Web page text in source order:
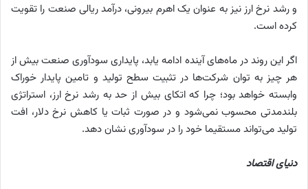
و رشد نرخ ارز نیز به عنوان یک اهرم بیرونی، درآمد ریالی صنعت را تقویت
کرده است.
اگر این روند در ماه‌های آینده ادامه یابد، پایداری سودآوری صنعت بیش از
هر چیز به توان شرکت‌ها در تثبیت سطح تولید و تامین پایدار خوراک
وابسته خواهد بود؛ چرا که اتکای بیش از حد به رشد نرخ ارز، استراتژی
بلندمدتی محسوب نمی‌شود و در صورت ثبات یا کاهش نرخ دلار، افت
تولید می‌تواند مستقیما خود را در سودآوری نشان دهد.
دنیای اقتصاد